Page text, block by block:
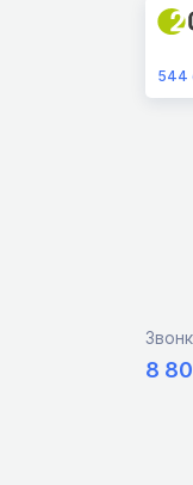
544
8